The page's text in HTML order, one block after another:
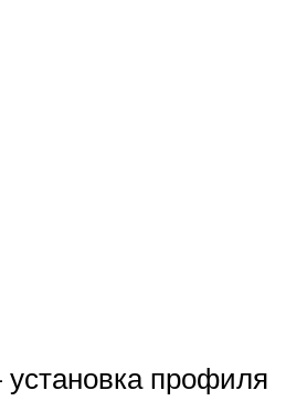
установка профиля